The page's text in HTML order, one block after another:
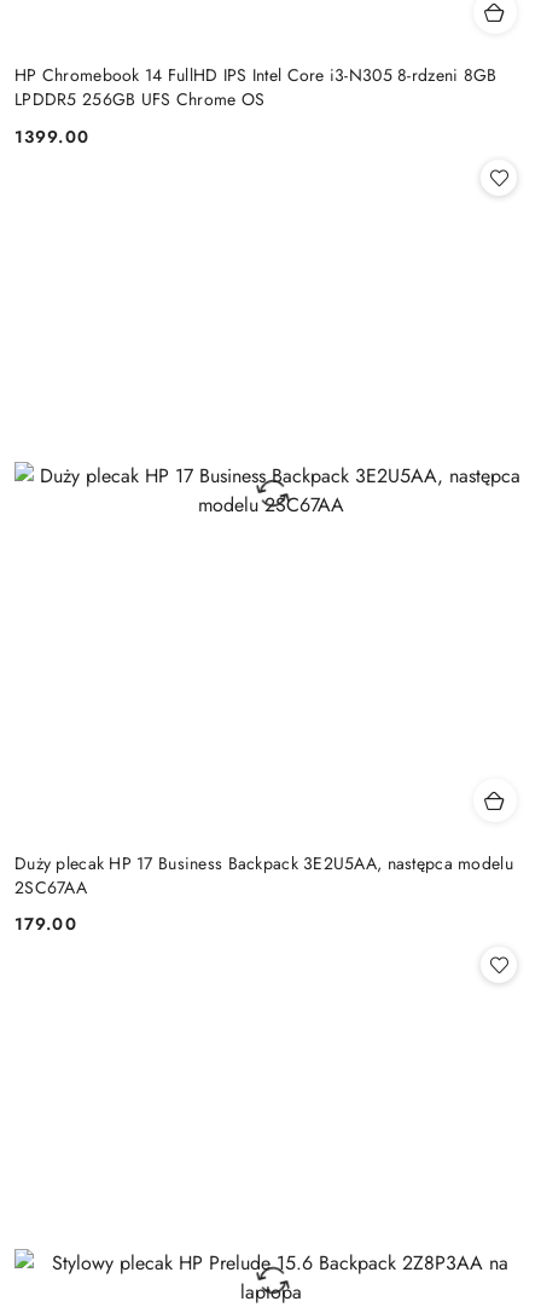
HP Chromebook 14 FullHD IPS Intel Core i3-N305 8-rdzeni 8GB
LPDDR5 256GB UFS Chrome OS
Cena:
1399.00
Duży plecak HP 17 Business Backpack 3E2U5AA, następca modelu
2SC67AA
Cena:
179.00